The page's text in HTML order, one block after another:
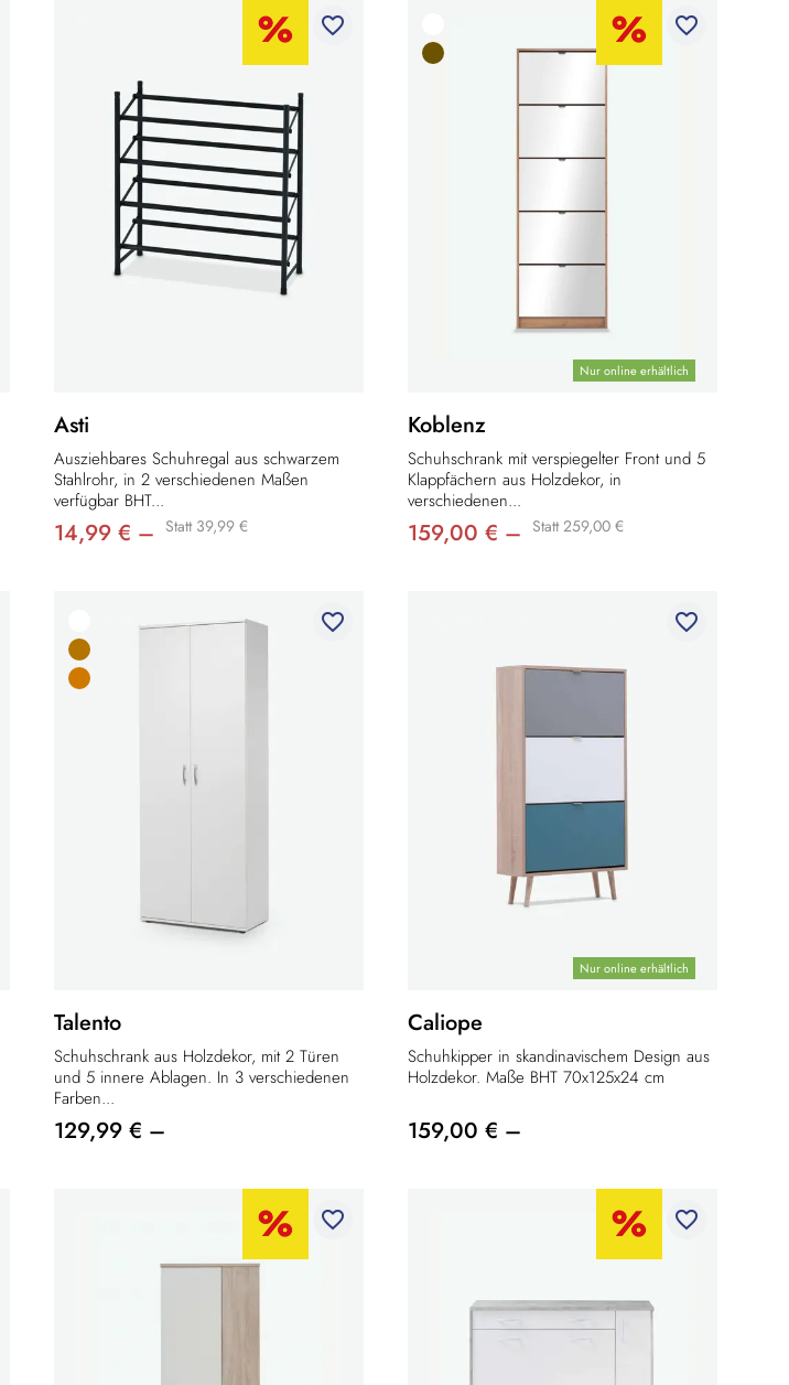
favorite_border
Asti
Ausziehbares Schuhregal aus schwarzem
Stahlrohr, in 2 verschiedenen Maßen
verfügbar BHT...
14,99 € – Statt 39,99 €
Nur online erhältlich
favorite_border
Koblenz
Schuhschrank mit verspiegelter Front und 5
Klappfächern aus Holzdekor, in
verschiedenen...
159,00 € – Statt 259,00 €
favorite_border
Talento
Schuhschrank aus Holzdekor, mit 2 Türen
und 5 innere Ablagen. In 3 verschiedenen
Farben...
129,99 € –
Nur online erhältlich
favorite_border
Caliope
Schuhkipper in skandinavischem Design aus
Holzdekor. Maße BHT 70x125x24 cm
159,00 € –
favorite_border favorite_border